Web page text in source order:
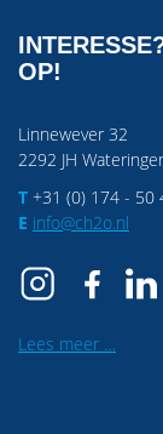
OP!
Linnewever 32
2292 JH
T +31 (0) 174 - 50
E info@ch2o.nl
Lees meer …